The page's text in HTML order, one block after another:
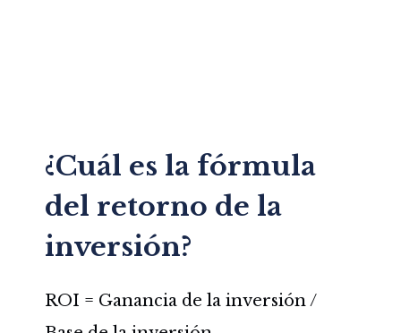
¿Cuál es la fórmula
del retorno de la
inversión?
ROI = Ganancia de la inversión /